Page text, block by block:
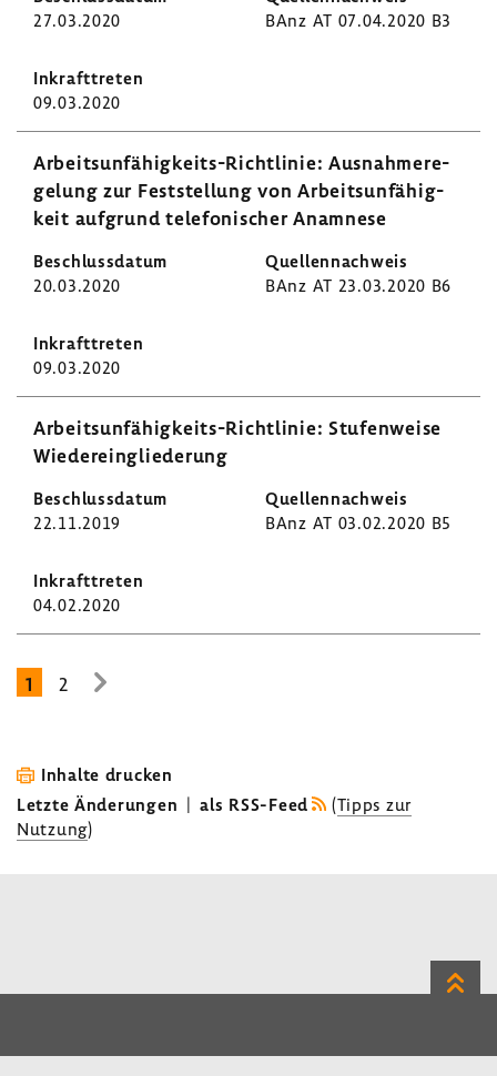
27.03.2020 BAnz AT 07.04.2020 B3
09.03.2020
Arbeitsunfähigkeits-​Richtlinie: Ausnah­me­re­
ge­lung zur Fest­stel­lung von Arbeits­un­fä­hig­
keit aufgrund tele­fo­ni­scher Anamnese
20.03.2020 BAnz AT 23.03.2020 B6
09.03.2020
Arbeitsunfähigkeits-​Richtlinie: Stufen­weise
Wieder­ein­glie­de­rung
22.11.2019 BAnz AT 03.02.2020 B5
04.02.2020
1 2
zur
Inhalte drucken
Letzte Änderungen | als RSS-Feed (Tipps zur
Nutzung)
Zum